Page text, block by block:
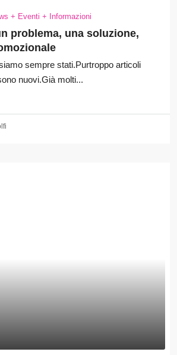
+ Eventi + Informazioni
problema, una soluzione,
sempre stati.Purtroppo articoli
nuovi.Già molti...